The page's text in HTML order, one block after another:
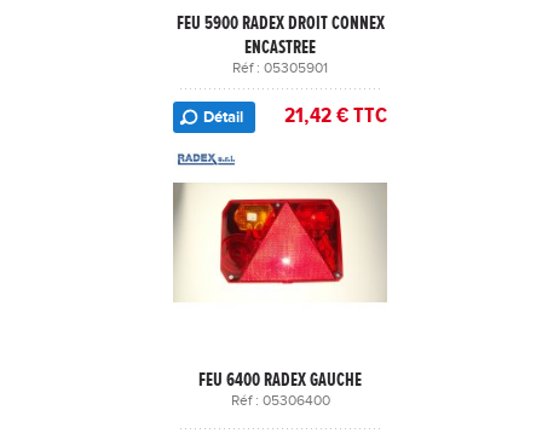
FEU 5900 RADEX DROIT CONNEX
ENCASTREE
Réf : 05305901
Détail 21,42 € TTC
FEU 6400 RADEX GAUCHE
Réf : 05306400